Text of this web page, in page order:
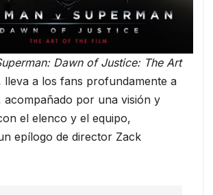
Dawn of Justice: The Art
lleva a los fans profundamente a
acompañado por una visión y
el elenco y el equipo,
epílogo de director Zack